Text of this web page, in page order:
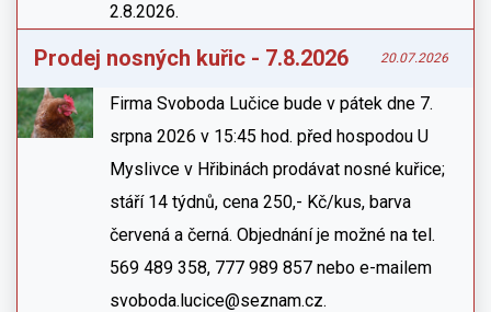
2.8.2026.
Prodej nosných kuřic - 7.8.2026 20.07.2026
Firma Svoboda Lučice bude v pátek dne 7.
srpna 2026 v 15:45 hod. před hospodou U
Myslivce v Hřibinách prodávat nosné kuřice;
stáří 14 týdnů, cena 250,- Kč/kus, barva
červená a černá. Objednání je možné na tel.
569 489 358, 777 989 857 nebo e-mailem
svoboda.lucice@seznam.cz.